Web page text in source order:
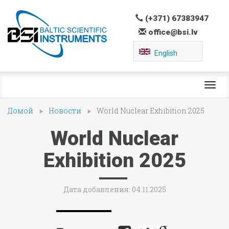
(+371) 67383947
office@bsi.lv
English
Домой Новости World Nuclear Exhibition 2025
World Nuclear
Exhibition 2025
Дата добавления: 04.11.2025